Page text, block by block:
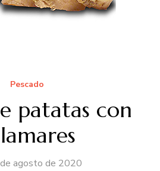
Pescado
patatas con
agosto de 2020